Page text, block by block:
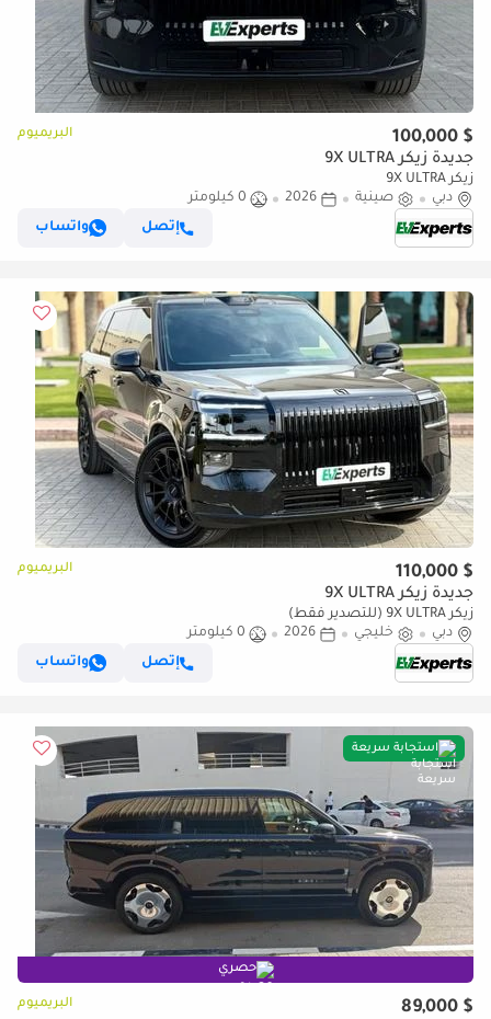
$ 100,000 البريميوم
جديدة زيكر 9X ULTRA
زيكر 9X ULTRA
دبي
صينية 2026
0 كيلومتر
إتصل
واتساب
$ 110,000 البريميوم
جديدة زيكر 9X ULTRA
زيكر 9X ULTRA (للتصدير فقط)
دبي
خليجي 2026
0 كيلومتر
إتصل
واتساب
استجابة سريعة
حصري
$ 89,000 البريميوم